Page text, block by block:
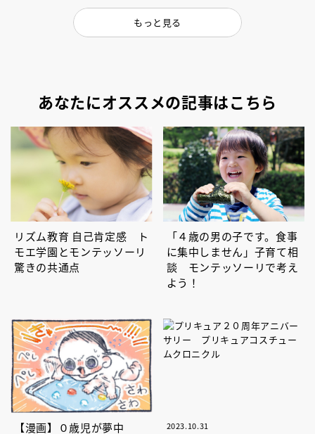
もっと見る
あなたにオススメの記事はこちら
リズム教育 自己肯定感 ト
モエ学園とモンテッソーリ
驚きの共通点
「４歳の男の子です。食事
に集中しません」子育て相
談 モンテッソーリで考え
よう！
【漫画】０歳児が夢中
2023.10.31